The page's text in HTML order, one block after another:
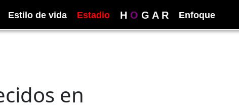
Estilo de vida Estadio H O G A R Enfoque
en